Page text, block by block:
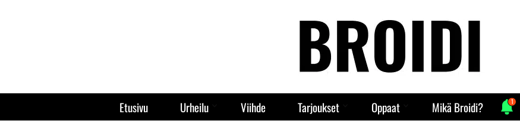
Etusivu Urheilu Viihde Tarjoukset Oppaat Mikä Broidi? 1